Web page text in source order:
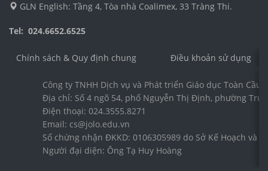
GLN English: Tầng 4, Tòa nhà Coalimex, 33 Tràng Thi.
Tel: 024.6652.6525
Chính sách & Quy định chung Điều khoản sử dụng
Công ty TNHH Dịch vụ và Phát triển Giáo dục Toàn Cầu
Địa chỉ: Số 4 ngõ 54, phố Nguyễn Thị Định, phường
Điện thoại: 024.3555.8271
Email: cs@jolo.edu.vn
Số chứng nhận ĐKKD: 0106305989 do Sở Kế Hoạch và
Người đại diện: Ông Tạ Huy Hoàng